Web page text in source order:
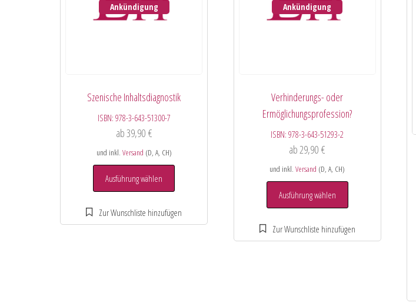
Ankündigung
Szenische Inhaltsdiagnostik
ISBN: 978-3-643-51300-7
ab39,90 €
und inkl. Versand (D, A, CH)
Ausführung wählen
Ankündigung
Verhinderungs- oder
Ermöglichungsprofession?
ISBN:978-3-643-51293-2
ab29,90€
und inkl.Versand (D, A, CH)
Ausführung wählen